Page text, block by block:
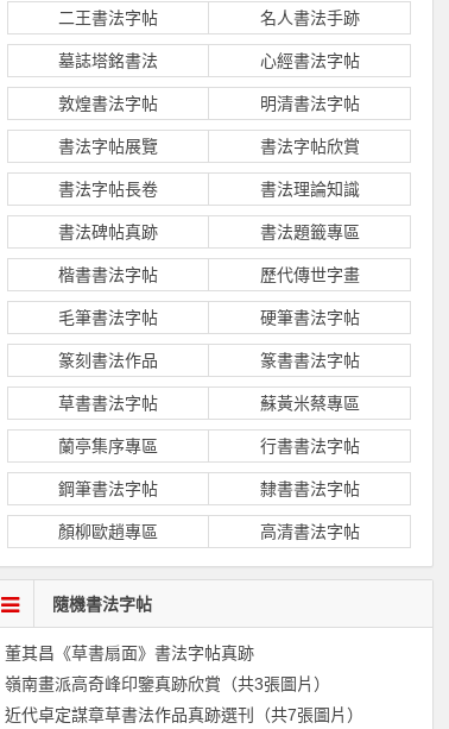
二王書法字帖 名人書法手跡
墓誌塔銘書法 心經書法字帖
敦煌書法字帖 明清書法字帖
書法字帖展覽 書法字帖欣賞
書法字帖長卷 書法理論知識
書法碑帖真跡 書法題籤專區
楷書書法字帖 歷代傳世字畫
毛筆書法字帖 硬筆書法字帖
篆刻書法作品 篆書書法字帖
草書書法字帖 蘇黃米蔡專區
蘭亭集序專區 行書書法字帖
鋼筆書法字帖 隸書書法字帖
顏柳歐趙專區 高清書法字帖
隨機書法字帖
董其昌《草書扇面》書法字帖真跡
嶺南畫派高奇峰印鑒真跡欣賞（共3張圖片）
近代卓定謀章草書法作品真跡選刊（共7張圖片）